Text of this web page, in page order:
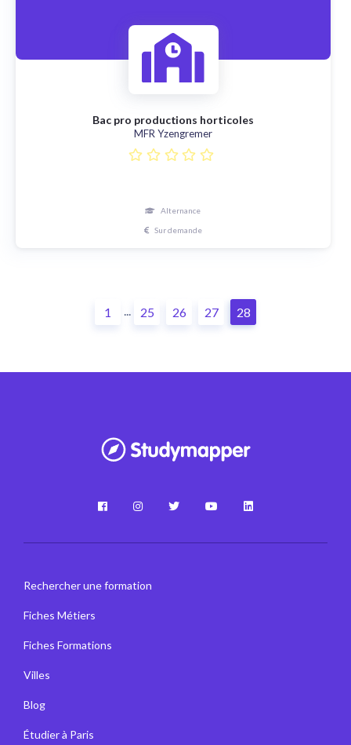
Bac pro productions horticoles
MFR Yzengremer
Alternance
Sur demande
1 25 26 27 28
Rechercher une formation
Fiches Métiers
Fiches Formations
Villes
Blog
Étudier à Paris